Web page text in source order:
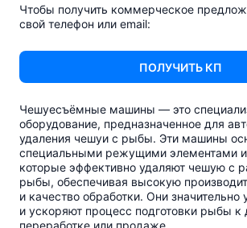
Чтобы получить коммерческое
свой телефон или email:
ПОЛУЧИТЬ КП
Чешуесъёмные машины — это
оборудование, предназначенное для
удаления чешуи с рыбы. Эти машины
специальными режущими элементами
которые эффективно удаляют чешую с
рыбы, обеспечивая высокую
и качество обработки. Они
и ускоряют процесс подготовки рыбы к
переработке или продаже.